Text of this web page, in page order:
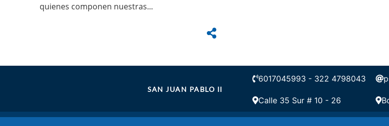
quienes componen nuestras...
SAN JUAN PABLO II
6017045993 - 322 4798043
Calle 35 Sur # 10 - 26